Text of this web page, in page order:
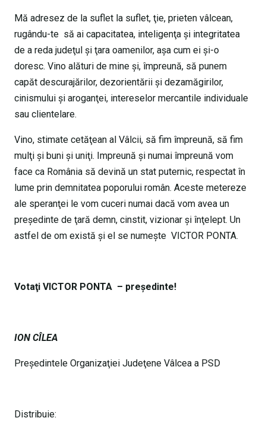
Mă adresez de la suflet la suflet, ţie, prieten vâlcean,
rugându-te să ai capacitatea, inteligenţa şi integritatea
de a reda judeţul şi ţara oamenilor, aşa cum ei şi-o
doresc. Vino alături de mine şi, împreună, să punem
capăt descurajărilor, dezorientării şi dezamăgirilor,
cinismului şi aroganţei, intereselor mercantile individuale
sau clientelare.
Vino, stimate cetăţean al Vâlcii, să fim împreună, să fim
mulţi şi buni şi uniţi. Impreună şi numai împreună vom
face ca România să devină un stat puternic, respectat în
lume prin demnitatea poporului român. Aceste metereze
ale speranţei le vom cuceri numai dacă vom avea un
preşedinte de ţară demn, cinstit, vizionar şi înţelept. Un
astfel de om există şi el se numeşte VICTOR PONTA.
Votaţi VICTOR PONTA – preşedinte!
ION CÎLEA
Preşedintele Organizaţiei Judeţene Vâlcea a PSD
Distribuie: